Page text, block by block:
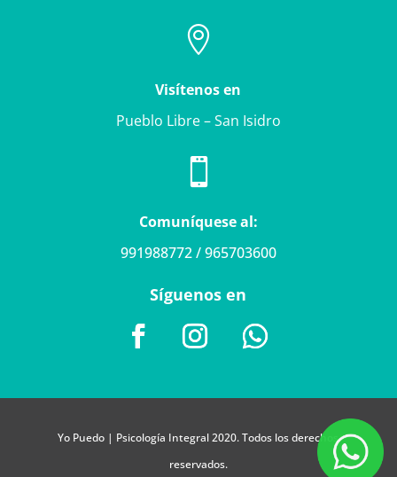

Visítenos en
Pueblo Libre – San Isidro

Comuníquese al:
991988772 / 965703600
Síguenos en
Yo Puedo | Psicología Integral 2020. Todos los derechos
reservados.